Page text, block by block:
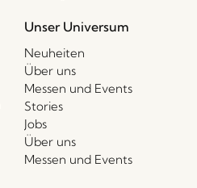
Unser Universum
Neuheiten
Über uns
Messen und Events
Stories
Jobs
Über uns
Messen und Events